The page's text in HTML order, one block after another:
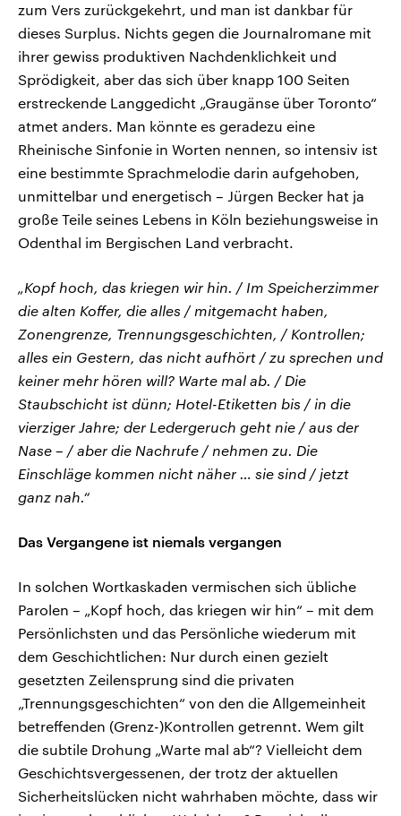
zum Vers zurückgekehrt, und man ist dankbar für
dieses Surplus. Nichts gegen die Journalromane mit
ihrer gewiss produktiven Nachdenklichkeit und
Sprödigkeit, aber das sich über knapp 100 Seiten
erstreckende Langgedicht „Graugänse über Toronto“
atmet anders. Man könnte es geradezu eine
Rheinische Sinfonie in Worten nennen, so intensiv ist
eine bestimmte Sprachmelodie darin aufgehoben,
unmittelbar und energetisch – Jürgen Becker hat ja
große Teile seines Lebens in Köln beziehungsweise in
Odenthal im Bergischen Land verbracht.
„Kopf hoch, das kriegen wir hin. / Im Speicherzimmer
die alten Koffer, die alles / mitgemacht haben,
Zonengrenze, Trennungsgeschichten, / Kontrollen;
alles ein Gestern, das nicht aufhört / zu sprechen und
keiner mehr hören will? Warte mal ab. / Die
Staubschicht ist dünn; Hotel-Etiketten bis / in die
vierziger Jahre; der Ledergeruch geht nie / aus der
Nase – / aber die Nachrufe / nehmen zu. Die
Einschläge kommen nicht näher … sie sind / jetzt
ganz nah.“
Das Vergangene ist niemals vergangen
In solchen Wortkaskaden vermischen sich übliche
Parolen – „Kopf hoch, das kriegen wir hin“ – mit dem
Persönlichsten und das Persönliche wiederum mit
dem Geschichtlichen: Nur durch einen gezielt
gesetzten Zeilensprung sind die privaten
„Trennungsgeschichten“ von den die Allgemeinheit
betreffenden (Grenz-)Kontrollen getrennt. Wem gilt
die subtile Drohung „Warte mal ab“? Vielleicht dem
Geschichtsvergessenen, der trotz der aktuellen
Sicherheitslücken nicht wahrhaben möchte, dass wir